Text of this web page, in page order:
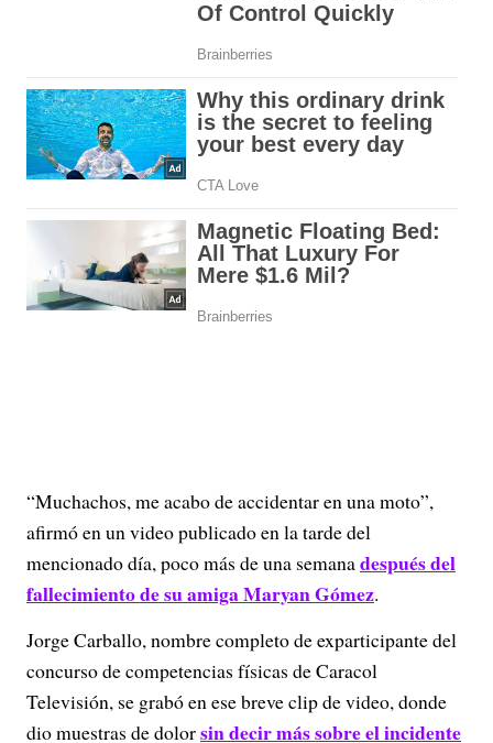
“Muchachos, me acabo de accidentar en una moto”,
afirmó en un video publicado en la tarde del
mencionado día, poco más de una semanadespués del
fallecimiento de su amiga Maryan Gómez.
Jorge Carballo, nombre completo de exparticipante del
concurso de competencias físicas de Caracol
Televisión, se grabó en ese breve clip de video, donde
dio muestras de dolorsin decir más sobre el incidente